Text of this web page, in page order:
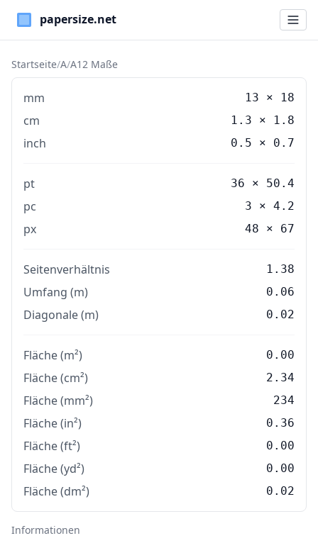
Paper Sizes
Startseite/A/A12 Maße
mm 13 × 18
cm 1.3 × 1.8
inch 0.5 × 0.7
pt 36 × 50.4
pc 3 × 4.2
px 48 × 67
Seitenverhältnis 1.38
Umfang (m) 0.06
Diagonale (m) 0.02
Fläche (m²) 0.00
Fläche (cm²) 2.34
Fläche (mm²) 234
Fläche (in²) 0.36
Fläche (ft²) 0.00
Fläche (yd²) 0.00
Fläche (dm²) 0.02
Informationen